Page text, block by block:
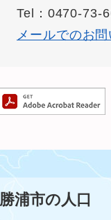
Tel：0470-73-
メールでのお
勝浦市の人口